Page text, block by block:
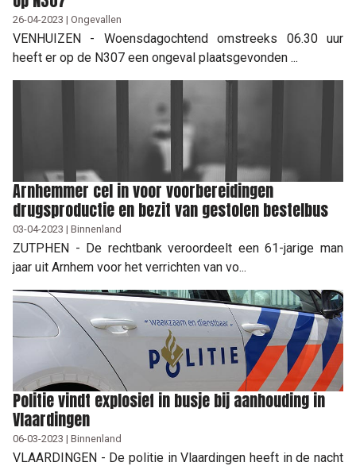
26-04-2023 | Ongevallen
VENHUIZEN - Woensdagochtend omstreeks 06.30 uur
heeft er op de N307 een ongeval plaatsgevonden ...
Arnhemmer cel in voor voorbereidingen
drugsproductie en bezit van gestolen bestelbus
03-04-2023 | Binnenland
ZUTPHEN - De rechtbank veroordeelt een 61-jarige man
jaar uit Arnhem voor het verrichten van vo...
Politie vindt explosief in busje bij aanhouding in
Vlaardingen
06-03-2023 | Binnenland
VLAARDINGEN - De politie in Vlaardingen heeft in de nacht